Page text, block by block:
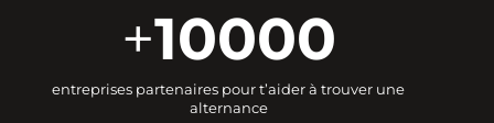
+10000
entreprises partenaires pour t’aider à trouver une
alternance